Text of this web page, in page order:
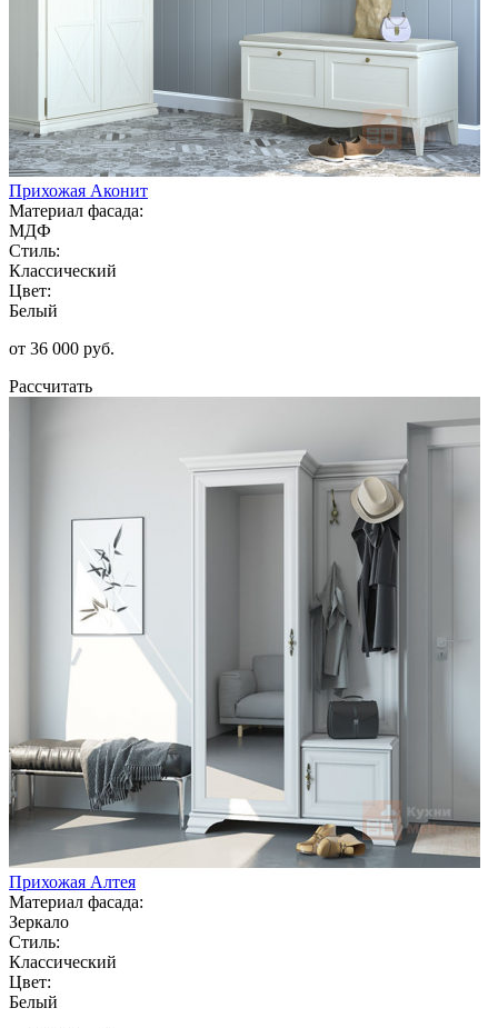
Прихожая Аконит
Материал фасада:
МДФ
Стиль:
Классический
Цвет:
Белый
от 36 000 руб.
Рассчитать
Прихожая Алтея
Материал фасада:
Зеркало
Стиль:
Классический
Цвет:
Белый